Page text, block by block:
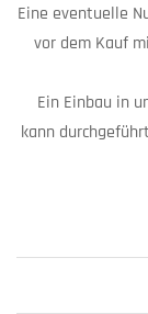
– Eine eventuelle
vor dem Kauf
– Ein Einbau in
kann